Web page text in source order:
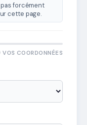
forcément
cette page.
COORDONNÉES